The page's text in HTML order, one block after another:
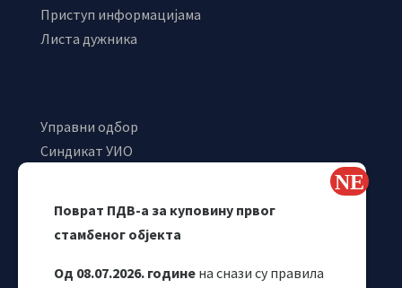
Поврат ПДВ-а за куповину првог
стамбеног објекта
Од 08.07.2026. године на снази су правила
Приступ информацијама
Листа дужника
Управни одбор
Синдикат УИО
Одјељење за макроекономску анализу